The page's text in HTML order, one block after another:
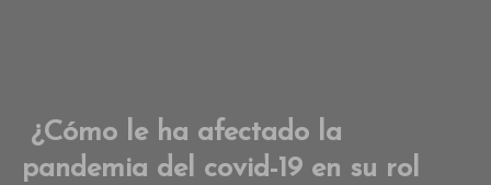
¿Cómo le ha afectado la
pandemia del covid-19 en su rol